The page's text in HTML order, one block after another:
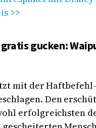
>>
gucken:
mit der
Den
erfolgreichsten